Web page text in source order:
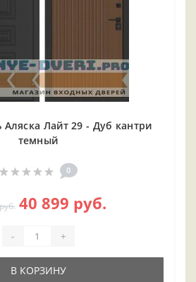
Аляска Лайт 29 - Дуб кантри
темный
0
40 899 руб.
- +
В КОРЗИНУ